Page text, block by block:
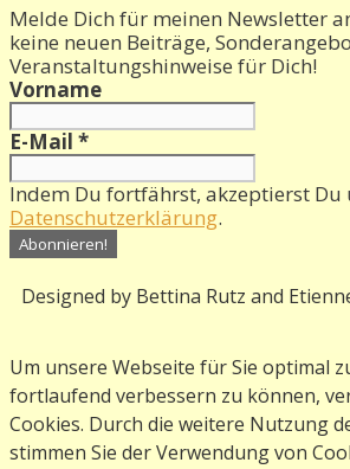
Melde Dich für meinen Newsletter
keine neuen Beiträge,
Veranstaltungshinweise für Dich!
Vorname
E-Mail *
Indem Du fortfährst, akzeptierst Du
Datenschutzerklärung.
Designed by Bettina Rutz and
Um unsere Webseite für Sie optimal
fortlaufend verbessern zu können,
Cookies. Durch die weitere Nutzung
stimmen Sie der Verwendung von